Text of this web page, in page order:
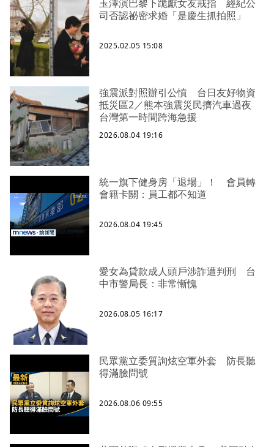
玉澤演巴黎下跪獻女友戒指 經紀公
司否認祕密求婚「是慶生抓拍照」
2025.02.05 15:08
強震派對照辦引公憤 台日友好物資
抵災區2／熊本強震災民擠汽車過夜
台灣第一時間跨海急援
2026.08.04 19:16
統一旗下健身房「退場」！ 會員轉
會籍卡關：員工都不知道
2026.08.04 19:45
愛女為貸款成人頭戶涉詐遭判刑 台
中市警局長：非常慚愧
2026.08.05 16:17
民眾黨立委質詢炫空軍外套 防長聽
得滿臉問號
2026.08.06 09:55